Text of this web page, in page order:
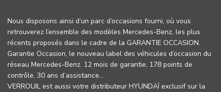
Nous disposons ainsi d’un parc d’occasions fourni, où vous
retrouverez l’ensemble des modèles Mercedes-Benz, les plus
récents proposés dans le cadre de la GARANTIE OCCASION.
Garantie Occasion, le nouveau label des véhicules d’occasion du
réseau Mercedes-Benz. 12 mois de garantie, 178 points de
contrôle, 30 ans d’assistance…
VERROUIL est aussi votre distributeur HYUNDAÏ exclusif sur la